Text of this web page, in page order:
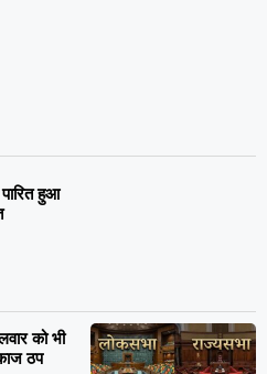
हुआ
को भी
ठप